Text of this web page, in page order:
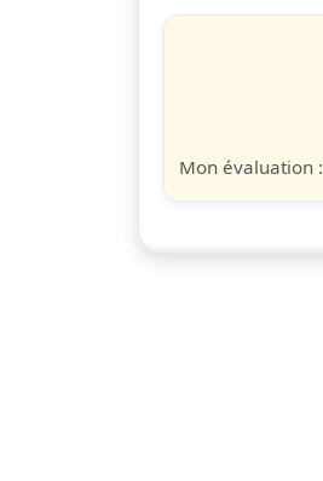
Mon évaluation :